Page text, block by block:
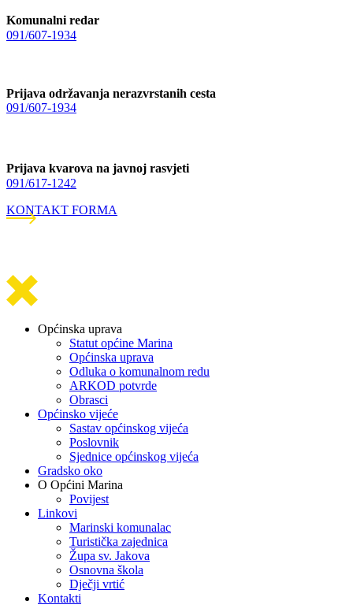
Komunalni redar
091/607-1934
Prijava održavanja nerazvrstanih cesta
091/607-1934
Prijava kvarova na javnoj rasvjeti
091/617-1242
KONTAKT FORMA
Općinska uprava
Statut općine Marina
Općinska uprava
Odluka o komunalnom redu
ARKOD potvrde
Obrasci
Općinsko vijeće
Sastav općinskog vijeća
Poslovnik
Sjednice općinskog vijeća
Gradsko oko
O Općini Marina
Povijest
Linkovi
Marinski komunalac
Turistička zajednica
Župa sv. Jakova
Osnovna škola
Dječji vrtić
Kontakti